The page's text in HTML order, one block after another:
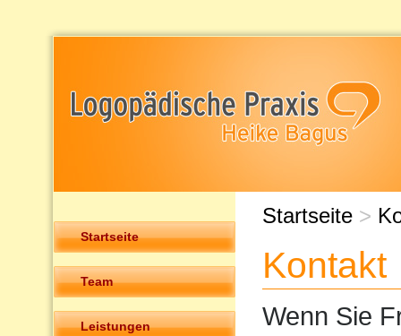
Startseite
Team
Leistungen
Startseite >
Kontakt
Wenn Sie